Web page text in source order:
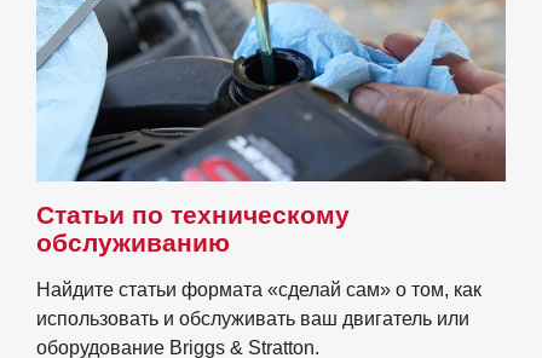
Статьи по техническому
обслуживанию
Найдите статьи формата «сделай сам» о том, как
использовать и обслуживать ваш двигатель или
оборудование Briggs & Stratton.